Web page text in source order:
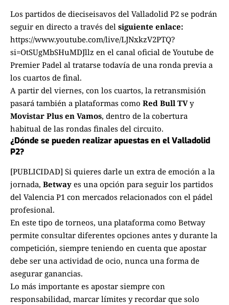
Los partidos de dieciseisavos del Valladolid P2 se podrán
seguir en directo a través del siguiente enlace:
https://www.youtube.com/live/LJNxkzV2PTQ?
si=OtSUgMbSHuMDJllz en el canal oficial de Youtube de
Premier Padel al tratarse todavía de una ronda previa a
los cuartos de final.
A partir del viernes, con los cuartos, la retransmisión
pasará también a plataformas como Red Bull TVy
Movistar Plus en Vamos, dentro de la cobertura
habitual de las rondas finales del circuito.
¿Dónde se pueden realizar apuestas en el Valladolid
P2?
[PUBLICIDAD] Si quieres darle un extra de emoción a la
jornada, Betway es una opción para seguir los partidos
del Valencia P1 con mercados relacionados con el pádel
profesional.
En este tipo de torneos, una plataforma como Betway
permite consultar diferentes opciones antes y durante la
competición, siempre teniendo en cuenta que apostar
debe ser una actividad de ocio, nunca una forma de
asegurar ganancias.
Lo más importante es apostar siempre con
responsabilidad, marcar límites y recordar que solo